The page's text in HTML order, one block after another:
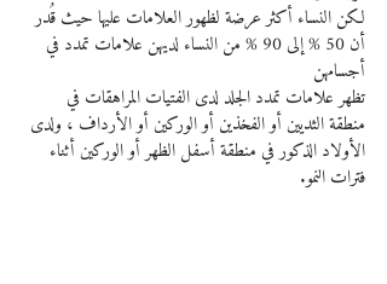
لكن النساء أكثر عرضة لظهور العلامات عليها حيث قُدر
أن 50 % إلى 90 % من النساء لديهن علامات تمدد في
أجسامهن
تظهر علامات تمدد الجلد لدى الفتيات المراهقات في
منطقة الثديين أو الفخذين أو الوركين أو الأرداف ، ولدى
الأولاد الذكور في منطقة أسفل الظهر أو الوركين أثناء
فترات النمو.